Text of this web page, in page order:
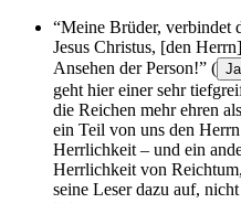
“Meine Brüder, verbindet
Jesus Christus, [den
Ansehen der Person!” (
geht hier einer sehr
die Reichen mehr ehren
ein Teil von uns den
Herrlichkeit – und ein
Herrlichkeit von
seine Leser dazu auf,